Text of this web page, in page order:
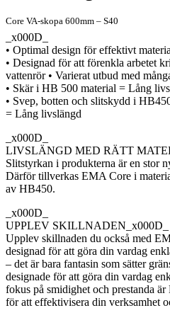
Core VA-skopa 600mm – S40
_x000D_
• Optimal design för effektivt
• Designad för att förenkla arbetet
vattenrör • Varierat utbud med
• Skär i HB 500 material = Lång
• Svep, botten och slitskydd i
= Lång livslängd
_x000D_
LIVSLÄNGD MED RÄTT
Slitstyrkan i produkterna är en stor
Därför tillverkas EMA Core i
av HB450.
_x000D_
UPPLEV SKILLNADEN_x000D_
Upplev skillnaden du också med
designad för att göra din vardag
– det är bara fantasin som sätter
designade för att göra din vardag
fokus på smidighet och prestanda
för att effektivisera din verksamhet